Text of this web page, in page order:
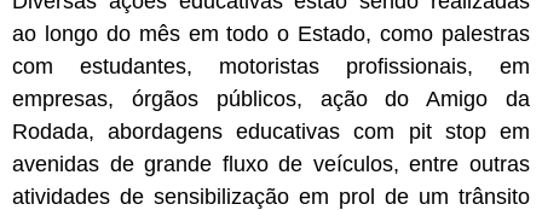
ao longo do mês em todo o Estado, como palestras
com estudantes, motoristas profissionais, em
empresas, órgãos públicos, ação do Amigo da
Rodada, abordagens educativas com pit stop em
avenidas de grande fluxo de veículos, entre outras
atividades de sensibilização em prol de um trânsito